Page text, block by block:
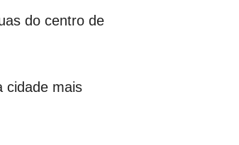
do centro de
cidade mais